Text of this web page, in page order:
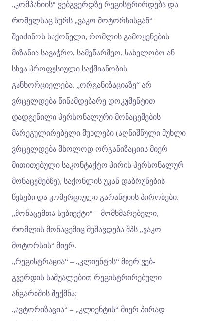
„კომპანიის“ ვებგვერდზე რეგისტრირდება და
რომელსაც სურს „ვაკო მოტორსისგან“
შეიძინოს საქონელი, რომლის გამოყენების
მიზანია სავაჭრო, სამეწარმეო, სახელობო ან
სხვა პროფესიული საქმიანობის
განხორციელება. „ორგანიზაციაზე“ არ
ვრცელდება წინამდებარე დოკუმენტით
დადგენილი პერსონალური მონაცემების
მარეგულირებელი მუხლები (აღნიშნული მუხლი
ვრცელდება მხოლოდ ორგანიზაციის მიერ
მითითებული საკონტაქტო პირის პერსონალურ
მონაცემებზე), საქონლის უკან დაბრუნების
წესები და კომერციული გარანტიის პირობები.
„მონაცემთა სუბიექტი“ – მომხმარებელი,
რომლის მონაცემიც მუშავდება შპს „ვაკო
მოტორსის“ მიერ.
„რეგისტრაცია“ – „კლიენტის“ მიერ ვებ-
გვერდის საშუალებით რეგისტრირებული
ანგარიშის შექმნა;
„ავტორიზაცია“ – „კლიენტის“ მიერ პირად